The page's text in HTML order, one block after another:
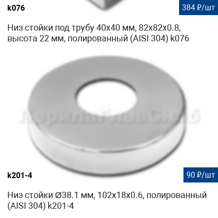
k076 384 ₽/шт
Низ стойки под трубу 40х40 мм, 82х82х0.8,
высота 22 мм, полированный (AISI 304) k076
k201-4 90 ₽/шт
Низ стойки Ø38.1 мм, 102х18х0.6, полированный
(AISI 304) k201-4